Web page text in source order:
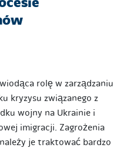
rolę w zarządzaniu
kryzysu związanego z
wojny na Ukrainie i
imigracji. Zagrożenia
je traktować bardzo